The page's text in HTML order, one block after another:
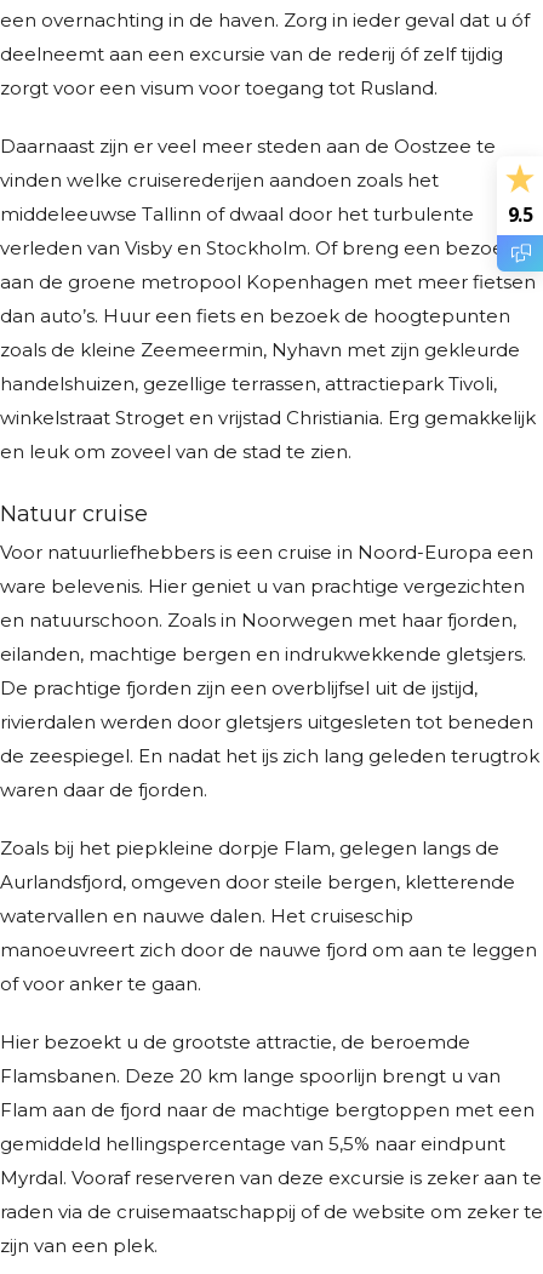
een overnachting in de haven. Zorg in ieder geval dat u óf
deelneemt aan een excursie van de rederij óf zelf tijdig
zorgt voor een visum voor toegang tot Rusland.
Daarnaast zijn er veel meer steden aan de Oostzee te
vinden welke cruiserederijen aandoen zoals het
middeleeuwse Tallinn of dwaal door het turbulente
verleden van Visby en Stockholm. Of breng een bezoek
aan de groene metropool Kopenhagen met meer fietsen
dan auto’s. Huur een fiets en bezoek de hoogtepunten
zoals de kleine Zeemeermin, Nyhavn met zijn gekleurde
handelshuizen, gezellige terrassen, attractiepark Tivoli,
winkelstraat Stroget en vrijstad Christiania. Erg gemakkelijk
en leuk om zoveel van de stad te zien.
Natuur cruise
Voor natuurliefhebbers is een cruise in Noord-Europa een
ware belevenis. Hier geniet u van prachtige vergezichten
en natuurschoon. Zoals in Noorwegen met haar fjorden,
eilanden, machtige bergen en indrukwekkende gletsjers.
De prachtige fjorden zijn een overblijfsel uit de ijstijd,
rivierdalen werden door gletsjers uitgesleten tot beneden
de zeespiegel. En nadat het ijs zich lang geleden terugtrok
waren daar de fjorden.
Zoals bij het piepkleine dorpje Flam, gelegen langs de
Aurlandsfjord, omgeven door steile bergen, kletterende
watervallen en nauwe dalen. Het cruiseschip
manoeuvreert zich door de nauwe fjord om aan te leggen
of voor anker te gaan.
Hier bezoekt u de grootste attractie, de beroemde
Flamsbanen. Deze 20 km lange spoorlijn brengt u van
Flam aan de fjord naar de machtige bergtoppen met een
gemiddeld hellingspercentage van 5,5% naar eindpunt
Myrdal. Vooraf reserveren van deze excursie is zeker aan te
raden via de cruisemaatschappij of de website om zeker te
zijn van een plek.
9.5